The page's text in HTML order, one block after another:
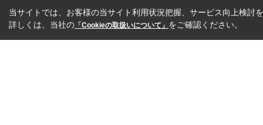
当サイトでは、お客様の当サイト利用状況把握、サービス向上検討
詳しくは、当社の 「Cookieの取扱いについて」 をご確認ください。